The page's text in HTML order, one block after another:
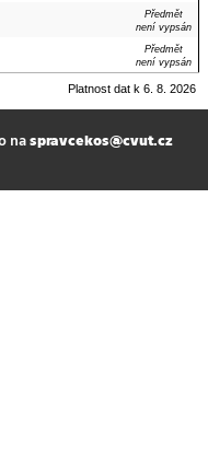
Předmět
není vypsán
Předmět
není vypsán
Platnost dat k 6. 8. 2026
naspravcekos@cvut.cz